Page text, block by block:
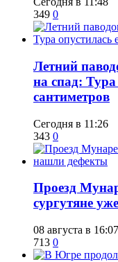
349 0
​Летний
на спад:
сантиметров
Сегодня в 11:26
343 0
​Проезд
сургутяне
08 августа в 16:07
713 0